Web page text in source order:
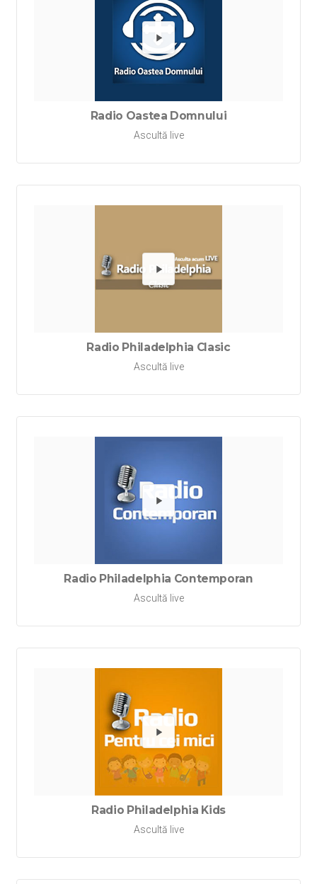
Redă
Radio Oastea Domnului
Ascultă live
Redă
Radio Philadelphia Clasic
Ascultă live
Redă
Radio Philadelphia Contemporan
Ascultă live
Redă
Radio Philadelphia Kids
Ascultă live